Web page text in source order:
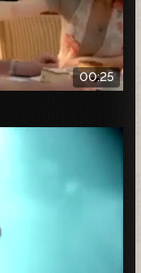
00:25